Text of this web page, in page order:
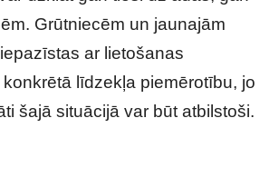
Grūtniecēm un jaunajām
ar lietošanas
līdzekļa piemērotību, jo
šajā situācijā var būt atbilstoši.